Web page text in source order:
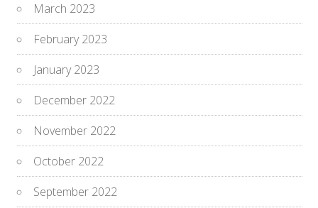
March 2023
February 2023
January 2023
December 2022
November 2022
October 2022
September 2022